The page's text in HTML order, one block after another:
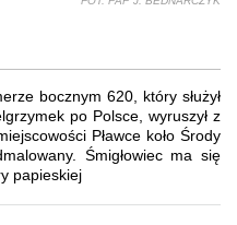
bocznym 620, który służył
po Polsce, wyruszył z
Pławce koło Środy
Śmigłowiec ma się
papieskiej